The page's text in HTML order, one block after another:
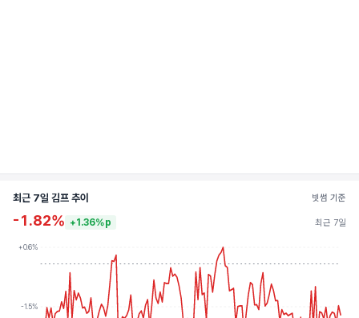
최근 7일 김프 추이 빗썸 기준
-1.82% +1.36%p 최근 7일
+0.6%
-1.5%